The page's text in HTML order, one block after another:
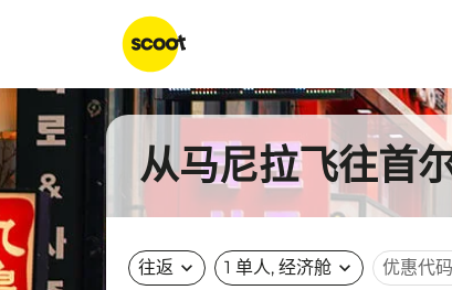
从马尼拉飞往首
往返 expand_more 1 单人, 经济舱 expand_more 优惠代码